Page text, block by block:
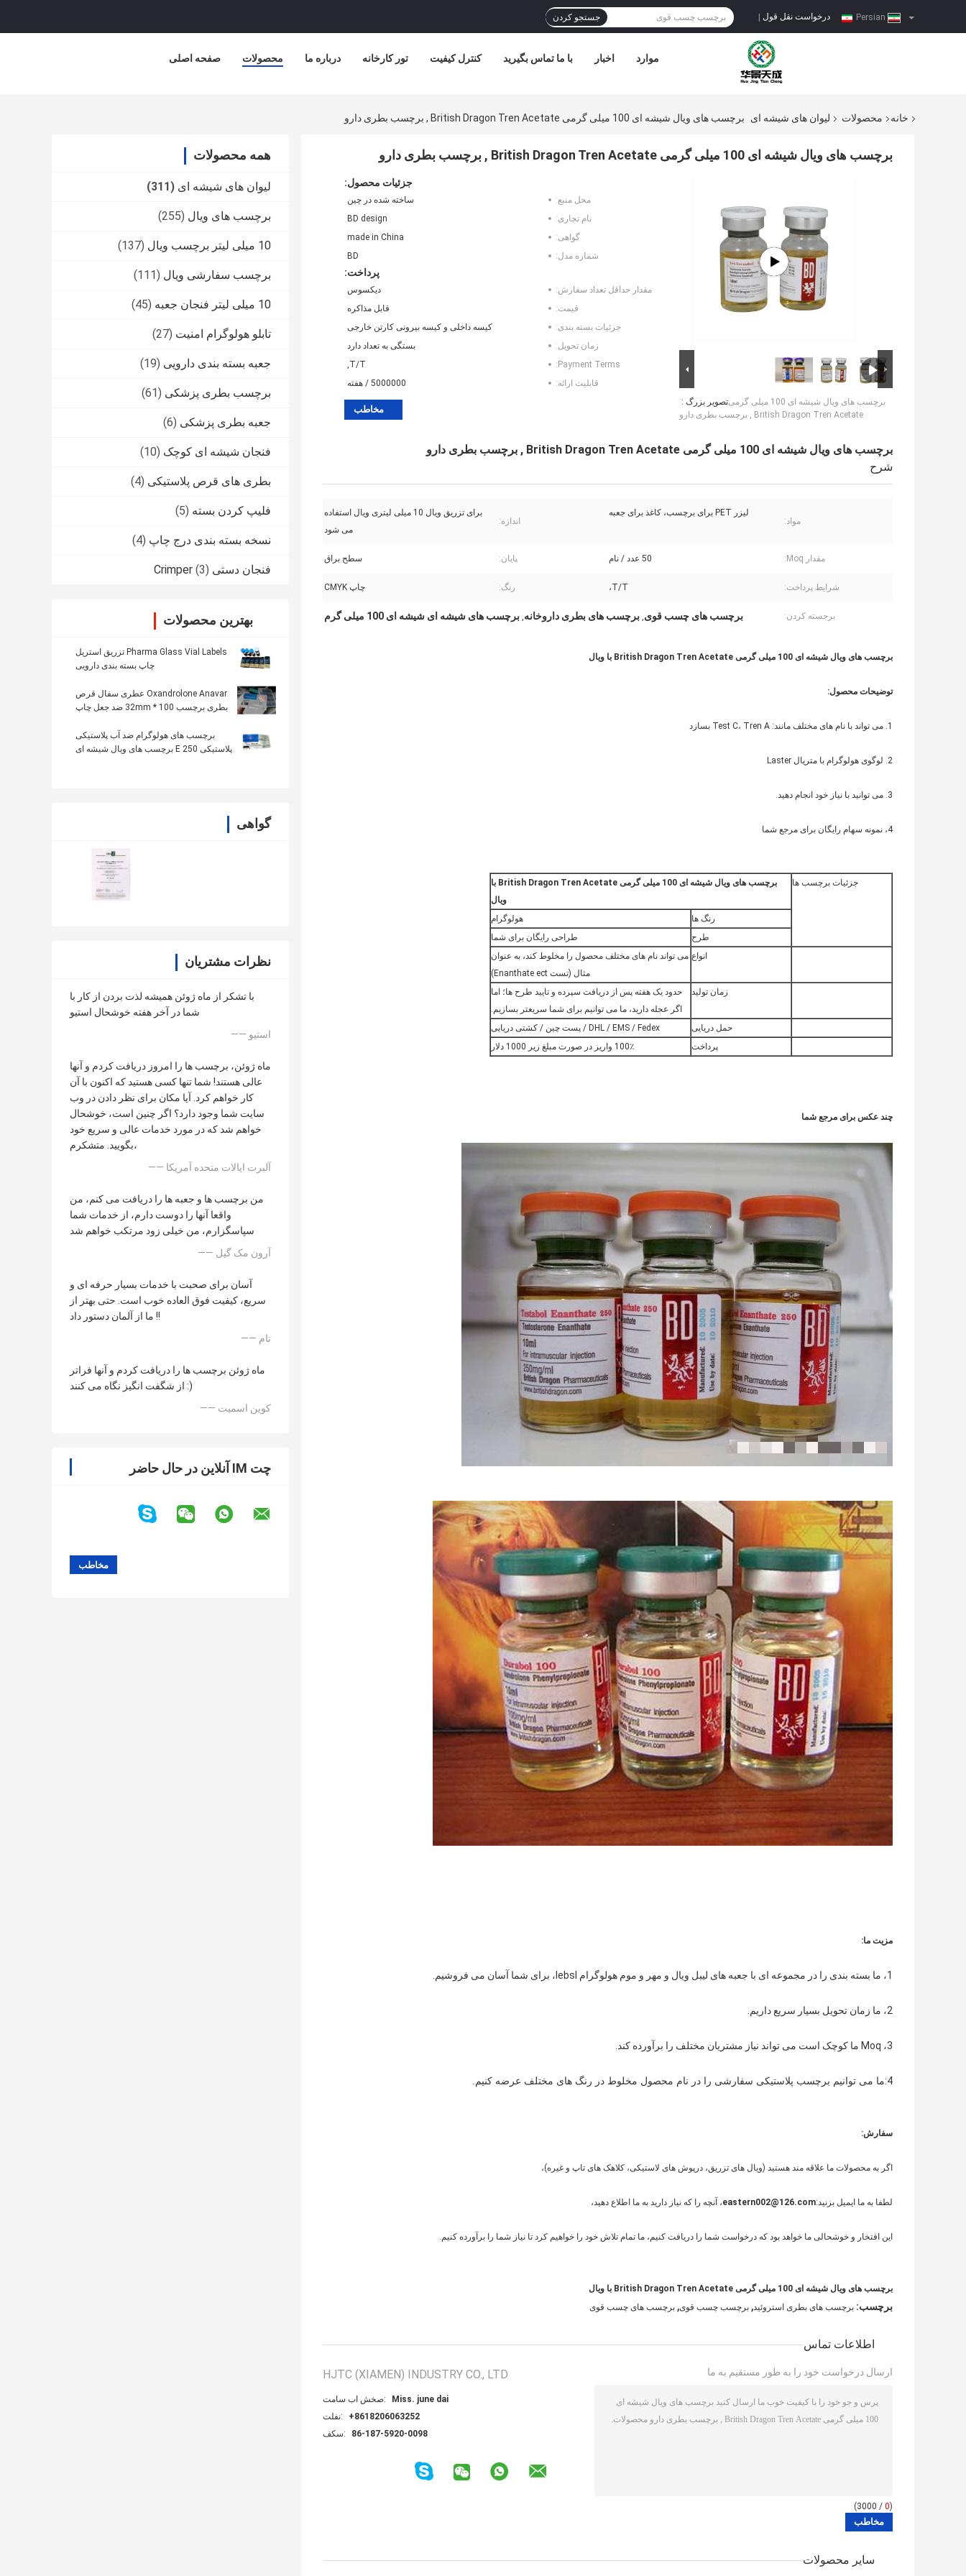
درخواست نقل قول جستجو کردن
صفحه اصلی محصولات درباره ما تور کارخانه کنترل کیفیت با ما تماس بگیرید اخبار موارد
خانه محصولات لیوان های شیشه ای برچسب های ویال شیشه ای 100 میلی گرمی British Dragon Tren Acetate , برچسب بطری دارو
همه محصولات
لیوان های شیشه ای (311)
برچسب های ویال (255)
10 میلی لیتر برچسب ویال (137)
برچسب سفارشی ویال (111)
10 میلی لیتر فنجان جعبه (45)
تابلو هولوگرام امنیت (27)
جعبه بسته بندی دارویی (19)
برچسب بطری پزشکی (61)
جعبه بطری پزشکی (6)
فنجان شیشه ای کوچک (10)
بطری های قرص پلاستیکی (4)
فلیپ کردن بسته (5)
نسخه بسته بندی درج چاپ (4)
فنجان دستی Crimper (3)
بهترین محصولات
Pharma Glass Vial Labels تزریق استریل
چاپ بسته بندی دارویی
Oxandrolone Anavar عطری سفال قرص
بطری برچسب 100 * 32mm ضد جعل چاپ
برچسب های هولوگرام ضد آب پلاستیکی
پلاستیکی E 250 برچسب های ویال شیشه ای
گواهی
نظرات مشتریان
با تشکر از ماه ژوئن همیشه لذت بردن از کار با
شما در آخر هفته خوشحال استیو
—— استیو
ماه ژوئن، برچسب ها را امروز دریافت کردم و آنها
عالی هستند! شما تنها کسی هستید که اکنون با آن
کار خواهم کرد. آیا مکان برای نظر دادن در وب
سایت شما وجود دارد؟ اگر چنین است، خوشحال
خواهم شد که در مورد خدمات عالی و سریع خود
بگویید. متشکرم،
—— آلبرت ایالات متحده آمریکا
من برچسب ها و جعبه ها را دریافت می کنم، من
واقعا آنها را دوست دارم، از خدمات شما
سپاسگزارم، من خیلی زود مرتکب خواهم شد
—— آرون مک گیل
آسان برای صحبت با خدمات بسیار حرفه ای و
سریع، کیفیت فوق العاده خوب است. حتی بهتر از
ما از آلمان دستور داد !!
—— تام
ماه ژوئن برچسب ها را دریافت کردم و آنها فراتر
از شگفت انگیز نگاه می کنند :)
—— کوین اسمیت
چت IM آنلاین در حال حاضر
برچسب های ویال شیشه ای 100 میلی گرمی British Dragon Tren Acetate , برچسب بطری دارو
تصویر بزرگ :برچسب های ویال شیشه ای 100 میلی گرمی
British Dragon Tren Acetate , برچسب بطری دارو
جزئیات محصول:
محل منبع:
ساخته شده در چین
نام تجاری:
BD design
گواهی:
made in China
شماره مدل:
BD
پرداخت:
مقدار حداقل تعداد سفارش:
دیکسوس
قیمت:
قابل مذاکره
جزئیات بسته بندی:
کیسه داخلی و کیسه بیرونی کارتن خارجی
زمان تحویل:
بستگی به تعداد دارد
Payment Terms:
T/T,
قابلیت ارائه:
5000000 / هفته
مخاطب
برچسب های ویال شیشه ای 100 میلی گرمی British Dragon Tren Acetate , برچسب بطری دارو
شرح
مواد:
لیزر PET برای برچسب، کاغذ برای جعبه
اندازه:
برای تزریق ویال 10 میلی لیتری ویال استفاده
می شود
مقدار Moq: 50 عدد / نام پایان: سطح براق
شرایط پرداخت: T/T، رنگ: چاپ CMYK
برجسته کردن: برچسب های چسب قوی, برچسب های بطری داروخانه, برچسب های شیشه ای شیشه ای 100 میلی گرم
برچسب های ویال شیشه ای 100 میلی گرمی British Dragon Tren Acetate با ویال
توضیحات محصول:
1. می تواند با نام های مختلف مانند: Test C، Tren A بسازد
2. لوگوی هولوگرام با متریال Laster
3. می توانید با نیاز خود انجام دهید.
4، نمونه سهام رایگان برای مرجع شما
جزئیات برچسب ها
برچسب های ویال شیشه ای 100 میلی گرمی British Dragon Tren Acetate با
ویال
رنگ ها
هولوگرام
طرح
طراحی رایگان برای شما
انواع می تواند نام های مختلف محصول را مخلوط کند، به عنوان
مثال (تست Enanthate ect)
زمان تولید
حدود یک هفته پس از دریافت سپرده و تایید طرح ها؛ اما
اگر عجله دارید، ما می توانیم برای شما سریعتر بسازیم.
حمل دریایی
DHL / EMS / Fedex / پست چین / کشتی دریایی
پرداخت
100٪ واریز در صورت مبلغ زیر 1000 دلار
چند عکس برای مرجع شما
مزیت ما:
1، ما بسته بندی را در مجموعه ای با جعبه های لیبل ویال و مهر و موم هولوگرام lebsl، برای شما آسان می فروشیم.
2، ما زمان تحویل بسیار سریع داریم.
3، Moq ما کوچک است می تواند نیاز مشتریان مختلف را برآورده کند.
4: ما می توانیم برچسب پلاستیکی سفارشی را در نام محصول مخلوط در رنگ های مختلف عرضه کنیم.
سفارش:
اگر به محصولات ما علاقه مند هستید (ویال های تزریق، درپوش های لاستیکی، کلاهک های تاپ و غیره)،
لطفا به ما ایمیل بزنید:eastern002@126.com، آنچه را که نیاز دارید به ما اطلاع دهید،
این افتخار و خوشحالی ما خواهد بود که درخواست شما را دریافت کنیم، ما تمام تلاش خود را خواهیم کرد تا نیاز شما را برآورده کنیم.
برچسب های ویال شیشه ای 100 میلی گرمی British Dragon Tren Acetate با ویال
برچسب: برچسب های بطری استروئید, برچسب چسب قوی, برچسب های چسب قوی
اطلاعات تماس
HJTC (XIAMEN) INDUSTRY CO., LTD
تماس با شخص:
Miss. june dai
تلفن:
+8618206063252
فکس:
86-187-5920-0098
ارسال درخواست خود را به طور مستقیم به ما
(
0
/ 3000)
سایر محصولات